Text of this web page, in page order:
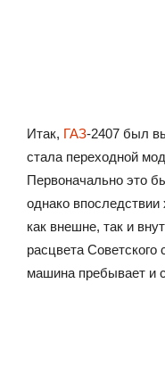
Итак, ГАЗ-2407 был
стала переходной
Первоначально это
однако впоследствии
как внешне, так и
расцвета
машина пребывает и